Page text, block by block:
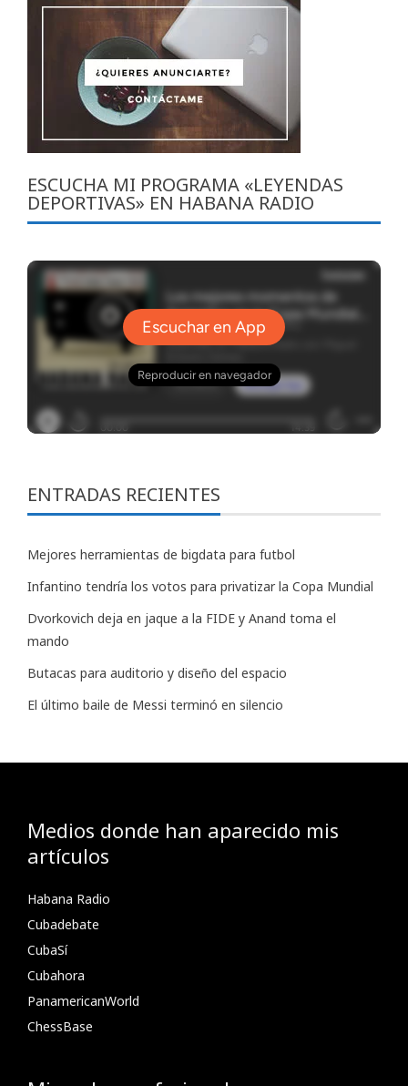
ESCUCHA MI PROGRAMA «LEYENDAS
DEPORTIVAS» EN HABANA RADIO
ENTRADAS RECIENTES
Mejores herramientas de bigdata para futbol
Infantino tendría los votos para privatizar la Copa Mundial
Dvorkovich deja en jaque a la FIDE y Anand toma el
mando
Butacas para auditorio y diseño del espacio
El último baile de Messi terminó en silencio
Medios donde han aparecido mis
artículos
Habana Radio
Cubadebate
CubaSí
Cubahora
PanamericanWorld
ChessBase